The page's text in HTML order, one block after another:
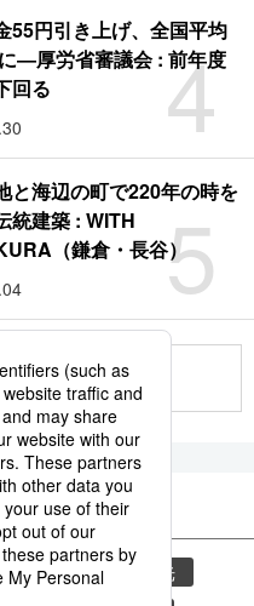
4
55円引き上げ、全国平均
―厚労省審議会 : 前年度
回る
5
と海辺の町で220年の時を
統建築 : WITH
（鎌倉・長谷）
災害
観光